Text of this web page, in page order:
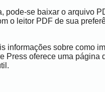
pode-se baixar o arquivo
o leitor PDF de sua
informações sobre como
Press oferece uma página